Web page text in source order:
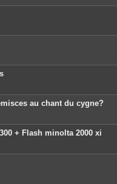
au chant du cygne?
+ Flash minolta 2000 xi